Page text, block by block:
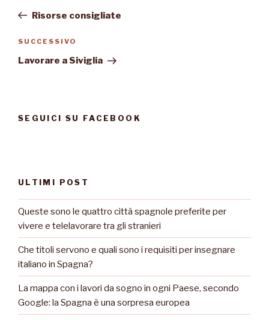
precedente:
Risorse consigliate
Articolo
successivo
SUCCESSIVO
Lavorare a Siviglia
SEGUICI SU FACEBOOK
ULTIMI POST
Queste sono le quattro città spagnole preferite per
vivere e telelavorare tra gli stranieri
Che titoli servono e quali sono i requisiti per insegnare
italiano in Spagna?
La mappa con i lavori da sogno in ogni Paese, secondo
Google: la Spagna è una sorpresa europea